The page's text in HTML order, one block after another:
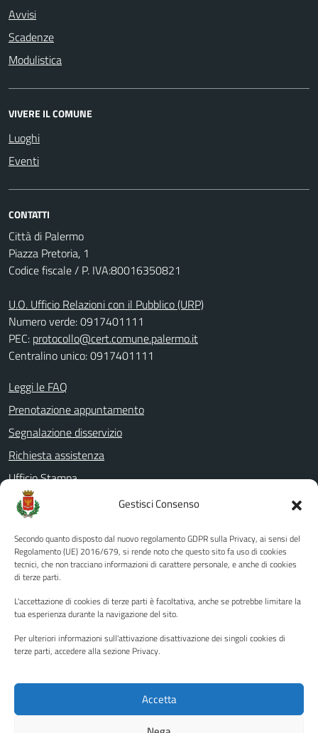
Gestisci Consenso
Secondo quanto disposto dal nuovo regolamento GDPR sulla Privacy, ai sensi del
Regolamento (UE) 2016/679, si rende noto che questo sito fa uso di cookies
tecnici, che non tracciano informazioni di carattere personale, e anche di cookies
di terze parti.
L'accettazione di cookies di terze parti è facoltativa, anche se potrebbe limitare la
tua esperienza durante la navigazione del sito.
Per ulteriori informazioni sull'attivazione disattivazione dei singoli cookies di
terze parti, accedere alla sezione Privacy.
Accetta
Avvisi
Scadenze
Modulistica
VIVERE IL COMUNE
Luoghi
Eventi
CONTATTI
Città di Palermo
Piazza Pretoria, 1
Codice fiscale / P. IVA:80016350821
U.O. Ufficio Relazioni con il Pubblico (URP)
Numero verde: 0917401111
PEC: protocollo@cert.comune.palermo.it
Centralino unico: 0917401111
Leggi le FAQ
Prenotazione appuntamento
Segnalazione disservizio
Richiesta assistenza
Ufficio Stampa
Amministrazione Trasparente
Albo pretorio
Informativa privacy
Note legali
Piano di miglioramento del sito
Instagram